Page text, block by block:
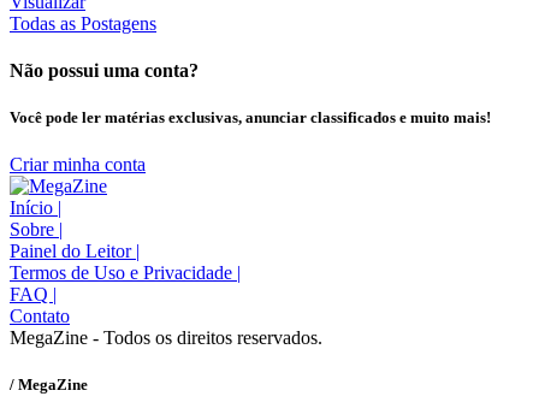
Todas as Postagens
Não possui uma conta?
Você pode ler matérias exclusivas, anunciar classificados e muito mais!
Criar minha conta
Início |
Sobre |
Painel do Leitor |
Termos de Uso e Privacidade |
FAQ |
Contato
MegaZine - Todos os direitos reservados.
/ MegaZine